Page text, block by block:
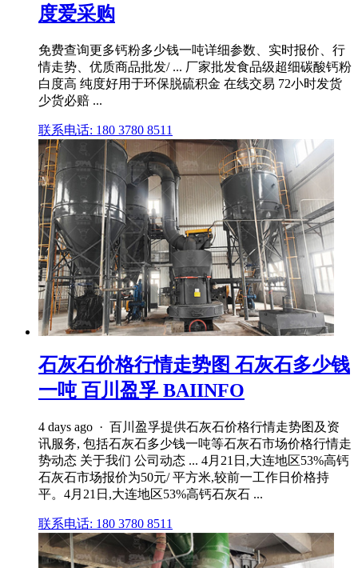
度爱采购
免费查询更多钙粉多少钱一吨详细参数、实时报价、行
情走势、优质商品批发/ ... 厂家批发食品级超细碳酸钙粉
白度高 纯度好用于环保脱硫积金 在线交易 72小时发货
少货必赔 ...
联系电话: 180 3780 8511
石灰石价格行情走势图 石灰石多少钱
一吨 百川盈孚 BAIINFO
4 days ago · 百川盈孚提供石灰石价格行情走势图及资
讯服务, 包括石灰石多少钱一吨等石灰石市场价格行情走
势动态 关于我们 公司动态 ... 4月21日,大连地区53%高钙
石灰石市场报价为50元/ 平方米,较前一工作日价格持
平。4月21日,大连地区53%高钙石灰石 ...
联系电话: 180 3780 8511